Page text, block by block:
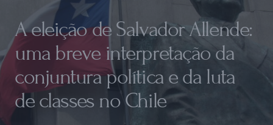
A eleição de Salvador Allende:
uma breve interpretação da
conjuntura política e da luta
de classes no Chile